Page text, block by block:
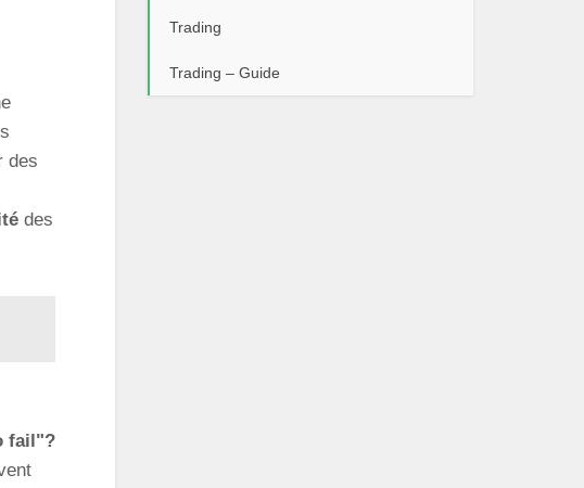
des
des
fail"?
Trading
Trading – Guide